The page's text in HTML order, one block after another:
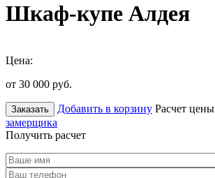
Шкаф-купе Алдея
Цена:
от 30 000 руб.
Заказать Добавить в корзину Расчет цены
замерщика
Получить расчет